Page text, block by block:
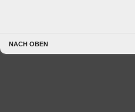
NACH OBEN